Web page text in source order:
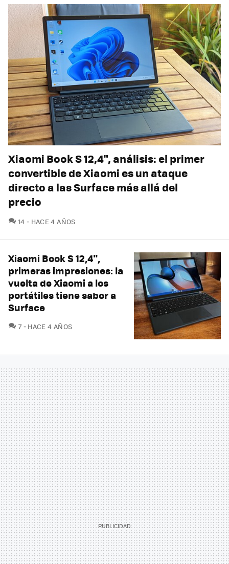
Xiaomi Book S 12,4", análisis: el primer
convertible de Xiaomi es un ataque
directo a las Surface más allá del
precio
14 COMENTARIOS
HACE 4 AÑOS
Xiaomi Book S 12,4",
primeras impresiones: la
vuelta de Xiaomi a los
portátiles tiene sabor a
Surface
7COMENTARIOS
HACE 4 AÑOS